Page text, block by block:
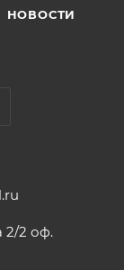
НОВОСТИ
2/2 оф.